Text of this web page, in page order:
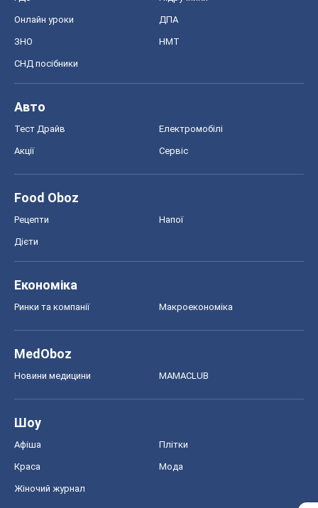
Онлайн уроки ДПА
ЗНО НМТ
СНД посібники
Авто
Тест Драйв Електромобілі
Акції Сервіс
Food Oboz
Рецепти Напої
Дієти
Економіка
Ринки та компанії Макроекономіка
MedOboz
Новини медицини MAMACLUB
Шоу
Афіша Плітки
Краса Мода
Жіночий журнал